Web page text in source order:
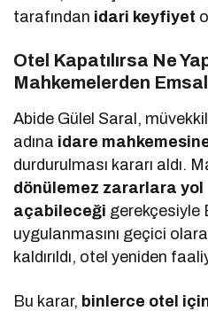
tarafından idari keyfiyet
Otel Kapatılırsa Ne
Mahkemelerden
Abide Gülel Saral,
adına idare
durdurulması kararı aldı.
dönülemez zararlara yol
açabileceği gerekçesiyle
uygulanmasını geçici
kaldırıldı, otel yeniden
Bu karar, binlerce otel